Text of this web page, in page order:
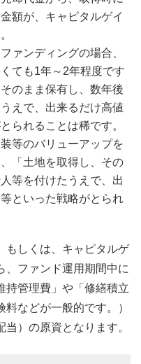
額が、キャピタルゲイ
ァンディングの場合、
ても1年～2年程度です
のまま保有し、数年後
えで、出来るだけ高値
られることは稀です。
等のバリューアップを
「土地を取得し、その
等を付けたうえで、出
といった戦略がとられ
もしくは、キャピタルゲ
、ファンド運用期間中に
管理費」や「修繕積立
などが一般的です。）
）の原資となります。